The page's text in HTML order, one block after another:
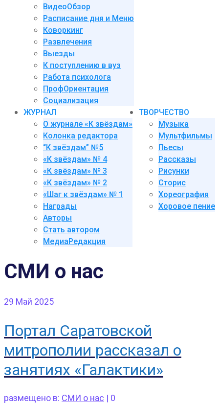
ВидеоОбзор
Расписание дня и Меню
Коворкинг
Развлечения
Выезды
К поступлению в вуз
Работа психолога
ПрофОриентация
Социализация
ЖУРНАЛ
О журнале «К звёздам»
Колонка редактора
“К звёздам” №5
«К звёздам» № 4
«К звёздам» № 3
«К звёздам» № 2
«Шаг к звёздам» № 1
Награды
Авторы
Стать автором
МедиаРедакция
ТВОРЧЕСТВО
Музыка
Мультфильмы
Пьесы
Рассказы
Рисунки
Сторис
Хореография
Хоровое пение
СМИ о нас
29 Май 2025
Портал Саратовской
митрополии рассказал о
занятиях «Галактики»
размещено в: СМИ о нас | 0